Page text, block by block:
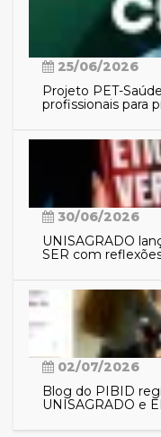
25/06/2026
Projeto PET-
profissionais para
30/06/2026
UNISAGRADO
SER com
02/07/2026
Blog do PIBID
UNISAGRADO e